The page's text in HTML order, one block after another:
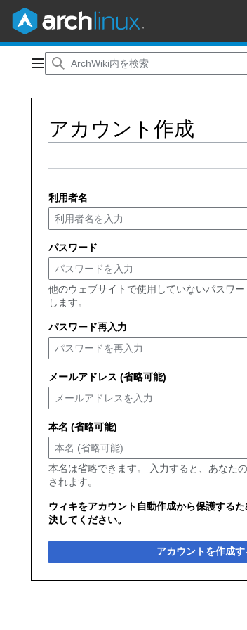
メインメニュー
アカウント作成
利用者名
パスワード
他のウェブサイトで使用していないパスワ
します。
パスワード再入力
メールアドレス (省略可能)
本名 (省略可能)
本名は省略できます。 入力すると、あなた
されます。
ウィキをアカウント自動作成から保護する
決してください。
アカウントを作成す